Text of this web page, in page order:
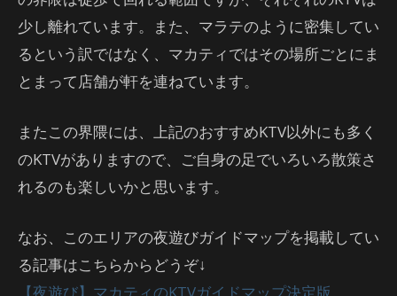
少し離れています。また、マラテのように密集してい
るという訳ではなく、マカティではその場所ごとにま
とまって店舗が軒を連ねています。
またこの界隈には、上記のおすすめKTV以外にも多く
のKTVがありますので、ご自身の足でいろいろ散策さ
れるのも楽しいかと思います。
なお、このエリアの夜遊びガイドマップを掲載してい
る記事はこちらからどうぞ↓